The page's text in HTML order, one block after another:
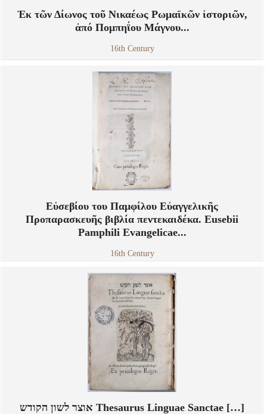
Ἐκ τῶν Δίωνος τοῦ Νικαέως Ρωμαϊκῶν ἱστοριῶν,
ἀπό Πομπηΐου Μάγνου...
16th Century
Εὐσεβίου του Παμφίλου Εὐαγγελικῆς
Προπαρασκευῆς βιβλία πεντεκαιδέκα. Eusebii
Pamphili Evangelicae...
16th Century
אוצר לשון הקודש Thesaurus Linguae Sanctae […]